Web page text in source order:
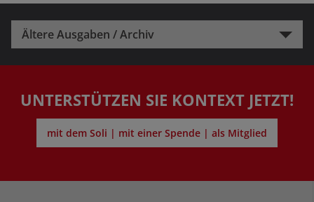
Ältere Ausgaben / Archiv
UNTERSTÜTZEN SIE KONTEXT JETZT!
mit dem Soli | mit einer Spende | als Mitglied